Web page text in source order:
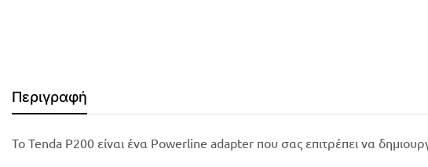
Περιγραφή
Το Tenda P200 είναι ένα Powerline adapter που σας επιτρέπει να